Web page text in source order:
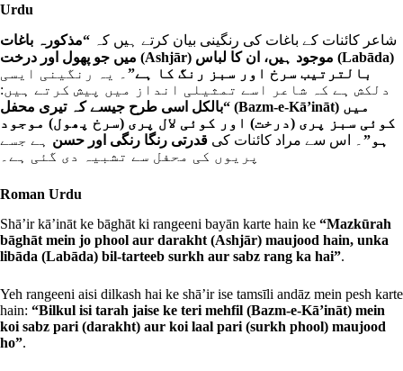
Urdu
شاعر کائنات کے باغات کی رنگینی بیان کرتے ہیں کہ “مذکورہ باغات
میں جو پھول اور درخت (Ashjār) موجود ہیں، ان کا لباس (Labāda)
بالترتیب سرخ اور سبز رنگ کا ہے” ۔ یہ رنگینی ایسی
دلکش ہے کہ شاعر اسے تمثیلی انداز میں پیش کرتے ہیں:
“بالکل اسی طرح جیسے کہ تیری محفل (Bazm-e-Kā’ināt) میں
کوئی سبز پری (درخت) اور کوئی لال پری (سرخ پھول) موجود
ہو” ۔ اس سے مراد کائنات کی قدرتی رنگا رنگی اور حسن ہے جسے
پریوں کی محفل سے تشبیہ دی گئی ہے۔
Roman Urdu
Shā’ir kā’ināt ke bāghāt ki rangeeni bayān karte hain ke “Mazkūrah
bāghāt mein jo phool aur darakht (Ashjār) maujood hain, unka
libāda (Labāda) bil-tarteeb surkh aur sabz rang ka hai”.
Yeh rangeeni aisi dilkash hai ke shā’ir ise tamsīli andāz mein pesh karte
hain: “Bilkul isi tarah jaise ke teri mehfil (Bazm-e-Kā’ināt) mein
koi sabz pari (darakht) aur koi laal pari (surkh phool) maujood
ho”.